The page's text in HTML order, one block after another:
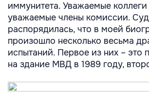
иммунитета. Уважаемые коллеги
уважаемые члены комиссии.
распорядилась, что в моей
произошло несколько весьма
испытаний. Первое из них – это
на здание МВД в 1989 году,